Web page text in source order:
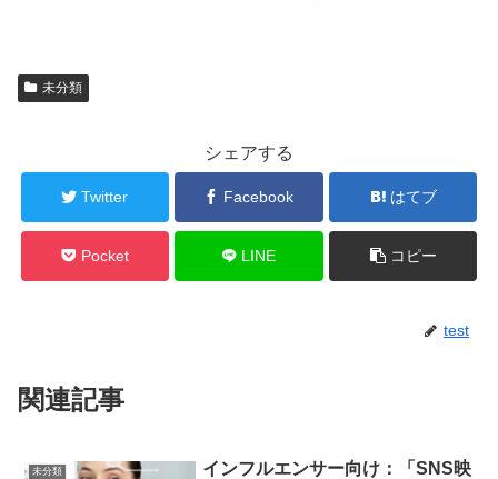
未分類
シェアする
Twitter Facebook はてブ
Pocket LINE コピー
test
関連記事
未分類
インフルエンサー向け：「SNS映